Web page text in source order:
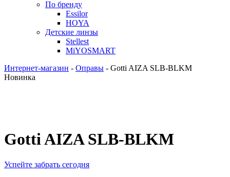
По бренду
Essilor
HOYA
Детские линзы
Stellest
MiYOSMART
Интернет-магазин - Оправы - Gotti AIZA SLB-BLKM
Новинка
Gotti AIZA SLB-BLKM
Успейте забрать сегодня